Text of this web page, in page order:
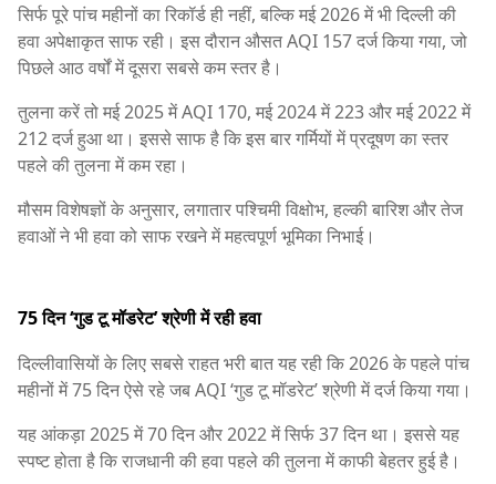
सिर्फ पूरे पांच महीनों का रिकॉर्ड ही नहीं, बल्कि मई 2026 में भी दिल्ली की
हवा अपेक्षाकृत साफ रही। इस दौरान औसत AQI 157 दर्ज किया गया, जो
पिछले आठ वर्षों में दूसरा सबसे कम स्तर है।
तुलना करें तो मई 2025 में AQI 170, मई 2024 में 223 और मई 2022 में
212 दर्ज हुआ था। इससे साफ है कि इस बार गर्मियों में प्रदूषण का स्तर
पहले की तुलना में कम रहा।
मौसम विशेषज्ञों के अनुसार, लगातार पश्चिमी विक्षोभ, हल्की बारिश और तेज
हवाओं ने भी हवा को साफ रखने में महत्वपूर्ण भूमिका निभाई।
75 दिन ‘गुड टू मॉडरेट’ श्रेणी में रही हवा
दिल्लीवासियों के लिए सबसे राहत भरी बात यह रही कि 2026 के पहले पांच
महीनों में 75 दिन ऐसे रहे जब AQI ‘गुड टू मॉडरेट’ श्रेणी में दर्ज किया गया।
यह आंकड़ा 2025 में 70 दिन और 2022 में सिर्फ 37 दिन था। इससे यह
स्पष्ट होता है कि राजधानी की हवा पहले की तुलना में काफी बेहतर हुई है।